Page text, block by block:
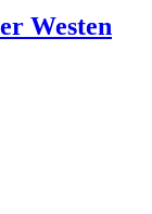
Westen